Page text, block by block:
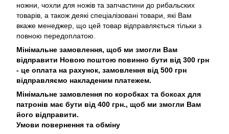
ножни, чохли для ножів та запчастини до рибальских
товарів, а також деякі спеціалізовані товари, які Вам
вкаже менеджер, що цей товар відправляється тільки з
повною передоплатою.
Мінімальне замовлення, щоб ми змогли Вам
відправити Новою поштою повинно бути від 300 грн
- це оплата на рахунок, замовлення від 500 грн
відправляємо накладеним платежем.
Мінімальне замовлення по коробках та боксах для
патронів має бути від 400 грн., щоб ми змогли Вам
його відправити.
Умови повернення та обміну